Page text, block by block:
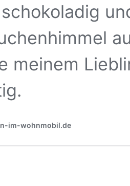
meinem
im-wohnmobil.de